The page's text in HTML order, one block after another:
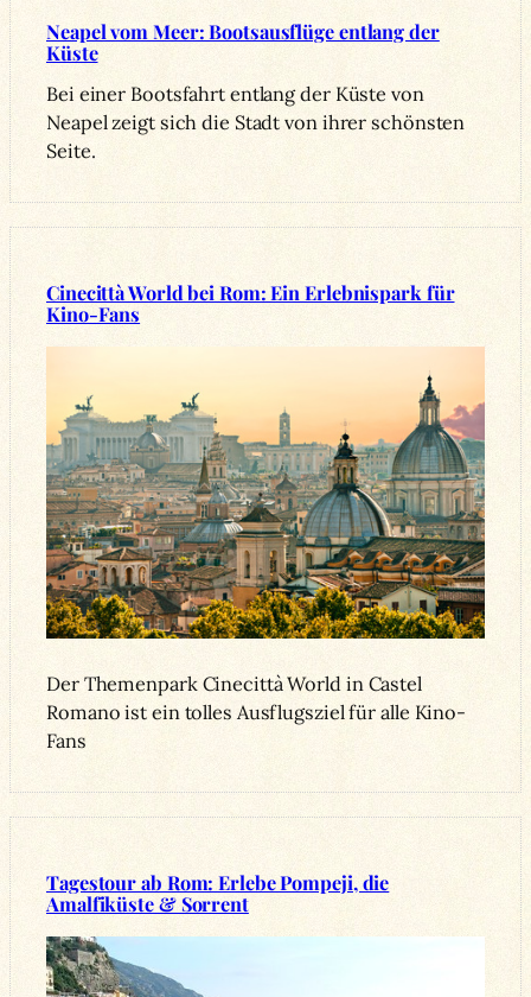
Neapel vom Meer: Bootsausflüge entlang der
Küste
Bei einer Bootsfahrt entlang der Küste von
Neapel zeigt sich die Stadt von ihrer schönsten
Seite.
Cinecittà World bei Rom: Ein Erlebnispark für
Kino-Fans
Der Themenpark Cinecittà World in Castel
Romano ist ein tolles Ausflugsziel für alle Kino-
Fans
Tagestour ab Rom: Erlebe Pompeji, die
Amalfiküste & Sorrent